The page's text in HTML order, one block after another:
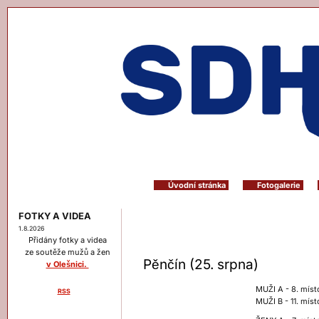
Úvodní stránka Fotogalerie
FOTKY A VIDEA
1.8.2026
Přidány fotky a videa
ze soutěže mužů a žen
v Olešnici.
RSS
Pěnčín (25. srpna)
MUŽI A - 8.
MUŽI B - 11.